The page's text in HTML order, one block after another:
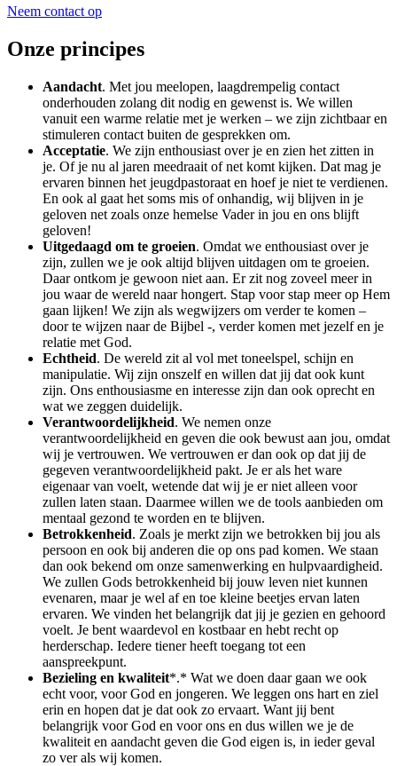
Neem contact op
Onze principes
Aandacht. Met jou meelopen, laagdrempelig contact
onderhouden zolang dit nodig en gewenst is. We willen
vanuit een warme relatie met je werken – we zijn zichtbaar en
stimuleren contact buiten de gesprekken om.
Acceptatie. We zijn enthousiast over je en zien het zitten in
je. Of je nu al jaren meedraait of net komt kijken. Dat mag je
ervaren binnen het jeugdpastoraat en hoef je niet te verdienen.
En ook al gaat het soms mis of onhandig, wij blijven in je
geloven net zoals onze hemelse Vader in jou en ons blijft
geloven!
Uitgedaagd om te groeien. Omdat we enthousiast over je
zijn, zullen we je ook altijd blijven uitdagen om te groeien.
Daar ontkom je gewoon niet aan. Er zit nog zoveel meer in
jou waar de wereld naar hongert. Stap voor stap meer op Hem
gaan lijken! We zijn als wegwijzers om verder te komen –
door te wijzen naar de Bijbel -, verder komen met jezelf en je
relatie met God.
Echtheid. De wereld zit al vol met toneelspel, schijn en
manipulatie. Wij zijn onszelf en willen dat jij dat ook kunt
zijn. Ons enthousiasme en interesse zijn dan ook oprecht en
wat we zeggen duidelijk.
Verantwoordelijkheid. We nemen onze
verantwoordelijkheid en geven die ook bewust aan jou, omdat
wij je vertrouwen. We vertrouwen er dan ook op dat jij de
gegeven verantwoordelijkheid pakt. Je er als het ware
eigenaar van voelt, wetende dat wij je er niet alleen voor
zullen laten staan. Daarmee willen we de tools aanbieden om
mentaal gezond te worden en te blijven.
Betrokkenheid. Zoals je merkt zijn we betrokken bij jou als
persoon en ook bij anderen die op ons pad komen. We staan
dan ook bekend om onze samenwerking en hulpvaardigheid.
We zullen Gods betrokkenheid bij jouw leven niet kunnen
evenaren, maar je wel af en toe kleine beetjes ervan laten
ervaren. We vinden het belangrijk dat jij je gezien en gehoord
voelt. Je bent waardevol en kostbaar en hebt recht op
herderschap. Iedere tiener heeft toegang tot een
aanspreekpunt.
Bezieling en kwaliteit*.* Wat we doen daar gaan we ook
echt voor, voor God en jongeren. We leggen ons hart en ziel
erin en hopen dat je dat ook zo ervaart. Want jij bent
belangrijk voor God en voor ons en dus willen we je de
kwaliteit en aandacht geven die God eigen is, in ieder geval
zo ver als wij komen.